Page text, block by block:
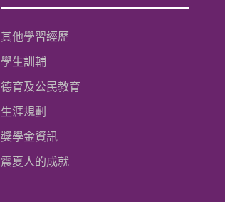
其他學習經歷
學生訓輔
德育及公民教育
生涯規劃
獎學金資訊
震夏人的成就